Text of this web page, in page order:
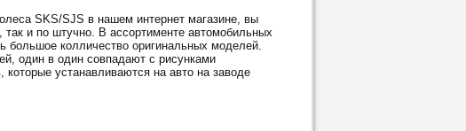
SKS/SJS в нашем интернет магазине, вы
так и по штучно. В ассортименте автомобильных
большое колличество оригинальных моделей.
один в один совпадают с рисунками
которые устанавливаются на авто на заводе